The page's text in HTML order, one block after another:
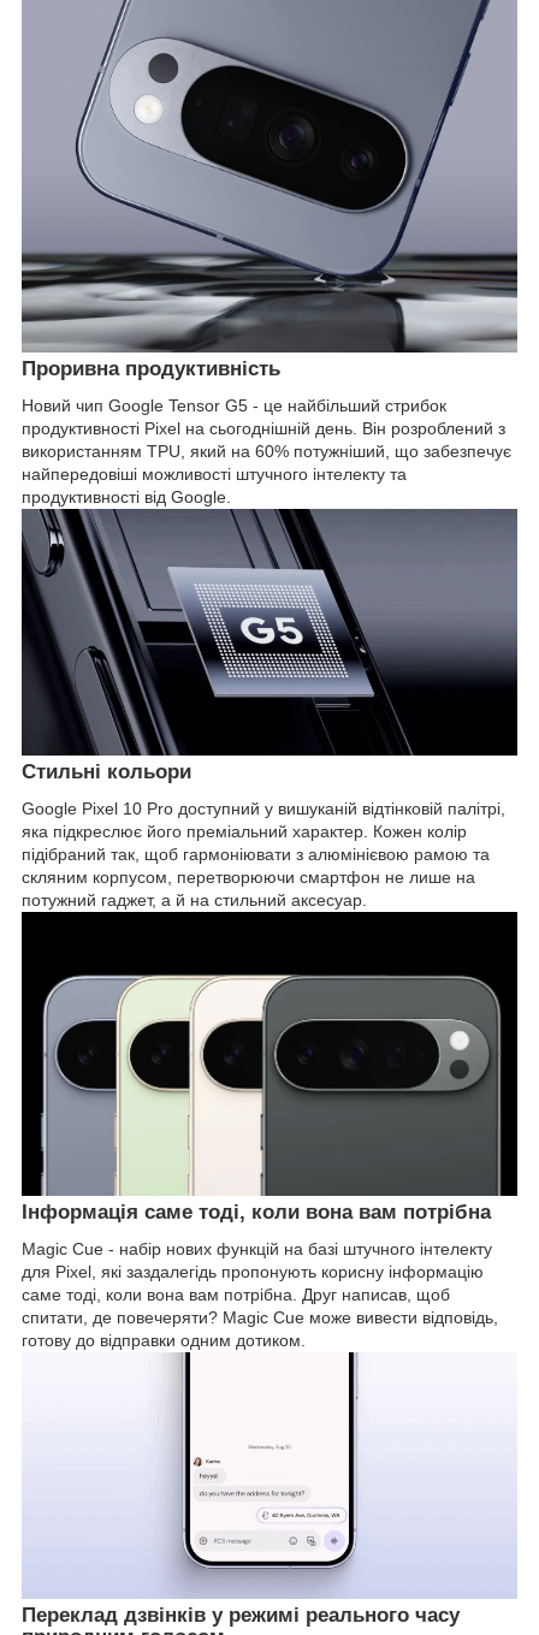
Проривна продуктивність
Новий чип Google Tensor G5 - це найбільший стрибок
продуктивності Pixel на сьогоднішній день. Він розроблений з
використанням TPU, який на 60% потужніший, що забезпечує
найпередовіші можливості штучного інтелекту та
продуктивності від Google.
Стильні кольори
Google Pixel 10 Pro доступний у вишуканій відтінковій палітрі,
яка підкреслює його преміальний характер. Кожен колір
підібраний так, щоб гармоніювати з алюмінієвою рамою та
скляним корпусом, перетворюючи смартфон не лише на
потужний гаджет, а й на стильний аксесуар.
Інформація саме тоді, коли вона вам потрібна
Magic Cue - набір нових функцій на базі штучного інтелекту
для Pixel, які заздалегідь пропонують корисну інформацію
саме тоді, коли вона вам потрібна. Друг написав, щоб
спитати, де повечеряти? Magic Cue може вивести відповідь,
готову до відправки одним дотиком.
Переклад дзвінків у режимі реального часу